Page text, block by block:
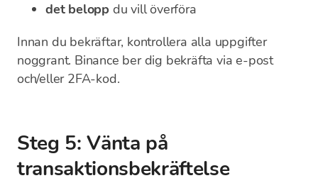
det belopp du vill överföra
Innan du bekräftar, kontrollera alla uppgifter
noggrant. Binance ber dig bekräfta via e-post
och/eller 2FA-kod.
Steg 5: Vänta på
transaktionsbekräftelse